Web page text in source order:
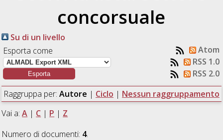
concorsuale
Su di un livello
Esporta come
Atom
RSS 1.0
RSS 2.0
Raggruppa per: Autore | Ciclo | Nessun raggruppamento
Vai a:A | C | P | Z
Numero di documenti: 4.